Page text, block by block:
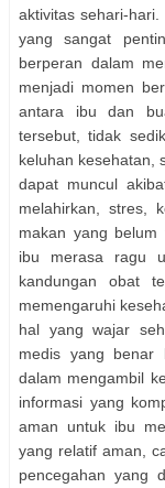
aktivitas sehari-
yang sangat
berperan dalam
menjadi momen
antara ibu dan
tersebut, tidak
keluhan kesehatan,
dapat muncul
melahirkan, stres,
makan yang belum
ibu merasa ragu
kandungan obat
memengaruhi
hal yang wajar
medis yang benar
dalam mengambil
informasi yang
aman untuk ibu
yang relatif aman,
pencegahan yang